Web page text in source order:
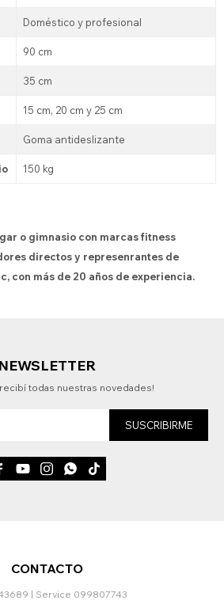
Doméstico y profesional
90 cm
35 cm
15 cm, 20 cm y 25 cm
Goma antideslizante
150 kg
o gimnasio con marcas fitness
directos y represenrantes de
con más de 20 años de experiencia.
CONTACTO
| Service 099807743
NEWSLETTER
todas nuestras novedades!
SUSCRIBIRME
   